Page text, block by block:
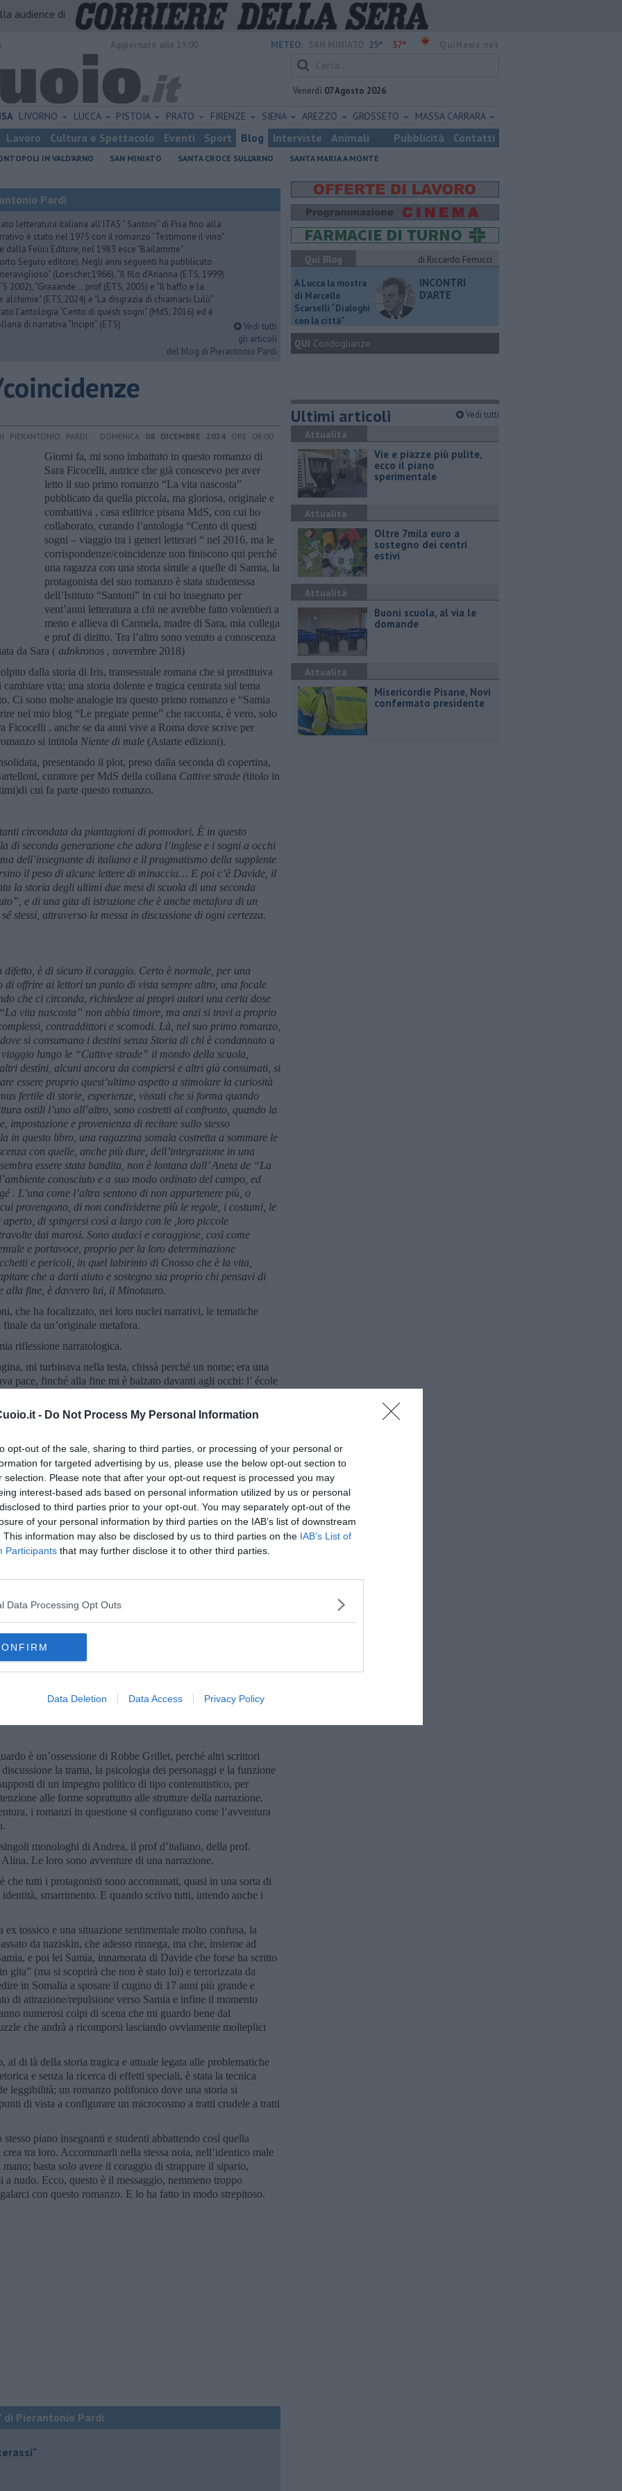
- Do Not Process My Personal Information
opt-out of the sale, sharing to third parties, or processing of your personal or
for targeted advertising by us, please use the below opt-out section to
selection. Please note that after your opt-out request is processed you may
interest-based ads based on personal information utilized by us or personal
to third parties prior to your opt-out. You may separately opt-out of the
of your personal information by third parties on the IAB’s list of downstream
This information may also be disclosed by us to third parties on the IAB’s List of
Participants that may further disclose it to other third parties.
Data Processing Opt Outs
Data Deletion Data Access Privacy Policy
audience di
METEO: 25° 37°
Venerdì 07 Agosto 2026
LIVORNO LUCCA PISTOIA PRATO FIRENZE SIENA AREZZO GROSSETO MASSA CARRARA
Lavoro Cultura e Spettacolo Eventi Sport Blog Interviste Animali Pubblicità Contatti
IN VALD'ARNO SAN MINIATO SANTA CROCE SULL'ARNO SANTA MARIA A MONTE
Pardi
letteratura italiana all’ITAS “ Santoni” di Pisa fino alla
è stato nel 1975 con il romanzo "Testimone il vino" ,
dalla Felici Editore, nel 1983 esce "Bailamme"
Seguro editore). Negli anni seguenti ha pubblicato
(Loescher,1966), “Il filo d’Arianna (ETS, 1999)
2002), “Graaande …prof (ETS, 2005) e “Il baffo e la
alchimie" (ETS,2024) e "La disgrazia di chiamarsi Lulù"
l’antologia “Cento di questi sogni” (MdS, 2016) ed è
di narrativa “Incipit” (ETS)
Vedi tutti
gli articoli
del blog di Pierantonio Pardi
PIERANTONIO PARDI - DOMENICA 08 DICEMBRE 2024 ORE 08:00
Giorni fa, mi sono imbattuto in questo romanzo di
Sara Ficocelli, autrice che già conoscevo per aver
letto il suo primo romanzo “La vita nascosta”
pubblicato da quella piccola, ma gloriosa, originale e
combattiva , casa editrice pisana MdS, con cui ho
collaborato, curando l’antologia “Cento di questi
sogni – viaggio tra i generi letterari “ nel 2016, ma le
corrispondenze/coincidenze non finiscono qui perché
una ragazza con una storia simile a quelle di Samia, la
protagonista del suo romanzo è stata studentessa
dell’Istituto “Santoni” in cui ho insegnato per
vent’anni letteratura a chi ne avrebbe fatto volentieri a
meno e allieva di Carmela, madre di Sara, mia collega
e prof di diritto. Tra l’altro sono venuto a conoscenza
da Sara ( adnkronos , novembre 2018)
dalla storia di Iris, transessuale romana che si prostituiva
vita; una storia dolente e tragica centrata sul tema
Ci sono molte analogie tra questo primo romanzo e “Samia
nel mio blog “Le pregiate penne” che racconta, è vero, solo
Ficocelli , anche se da anni vive a Roma dove scrive per
si intitola Niente di male (Astarte edizioni).
presentando il plot, preso dalla seconda di copertina,
curatore per MdS della collana Cattive strade (titolo in
cui fa parte questo romanzo.
circondata da piantagioni di pomodori. È in questo
di seconda generazione che adora l’inglese e i sogni a occhi
dell’insegnante di italiano e il pragmatismo della supplente
il peso di alcune lettere di minaccia… E poi c’è Davide, il
la storia degli ultimi due mesi di scuola di una seconda
e di una gita di istruzione che è anche metafora di un
stessi, attraverso la messa in discussione di ogni certezza.
difetto, è di sicuro il coraggio. Certo è normale, per una
offrire ai lettori un punto di vista sempre altro , una focale
che ci circonda, richiedere ai propri autori una certa dose
vita nascosta” non abbia timore, ma anzi si trovi a proprio
contraddittori e scomodi. Là, nel suo primo romanzo,
si consumano i destini senza Storia di chi è condannato a
lungo le “Cattive strade” il mondo della scuola,
destini, alcuni ancora da compiersi e altri già consumati, si
essere proprio quest’ultimo aspetto a stimolare la curiosità
fertile di storie, esperienze, vissuti che si forma quando
ostili l’uno all’altro, sono costretti al confronto, quando la
impostazione e provenienza di recitare sullo stesso
in questo libro, una ragazzina somala costretta a sommare le
con quelle, anche più dure, dell’integrazione in una
essere stata bandita, non è lontana dall’ Aneta de “La
conosciuto e a suo modo ordinato del campo, ed
. L’una come l’altra sentono di non appartenere più, o
provengono, di non condividerne più le regole, i costumi, le
di spingersi così a largo con le ,loro piccole
dai marosi. Sono audaci e coraggiose, così come
e portavoce, proprio per la loro determinazione
e pericoli, in quel labirinto di Cnosso che è la vita,
che a darti aiuto e sostegno sia proprio chi pensavi di
alla fine, è davvero lui, il Minotauro.
che ha focalizzato, nei loro nuclei narrativi, le tematiche
da un’originale metafora.
riflessione narratologica.
mi turbinava nella testa, chissà perché un nome; era una
pace, finché alla fine mi è balzato davanti agli occhi: l’ école
che cercavo!
Roman, una corrente letteraria nata in Francia tra gli
raggruppò autori come M. Butor e A. Robbe Grillet. In
vi è lo sguardo”. Capovolgendo la concezione
questi scrittori avrebbero infatti assegnato alle cose, passate
del romanzo, annullando del tutto la figura e la funzione
di Sara Ficocelli, centrato non su un personaggio, ma su vari
raccontano e ci raccontano la loro storia?
ad evitare due stereotipi che si incontrano quando si decide
il primo, il tono di denuncia politica e sociale, la condanna
e le tematiche dell’integrazione (mai come ora, tra l’altro,
all’istinto maternalistico, l’indulgere alla piètas che poi
quella che Manzoni rivolgeva agli “umili”.
il rischio di servirsi o diventare narratore onnisciente.
quasi ad una pièce pirandelliana, dove i personaggi
esibendo i loro disagi senza giri di parole e
e nelle loro vite, insomma a gettare lo sguardo sulle loro
catturano lo sguardo, sono catalizzatori, il loro
sguardo si focalizza su ognuno di questi frammenti.
è un’ossessione di Robbe Grillet, perché altri scrittori
la trama, la psicologia dei personaggi e la funzione
di un impegno politico di tipo contenutistico, per
alle forme soprattutto alle strutture della narrazione.
i romanzi in questione si configurano come l’avventura
monologhi di Andrea, il prof d’italiano, della prof.
Le loro sono avventure di una narrazione.
che tutti i protagonisti sono accomunati, quasi in una sorta di
smarrimento. E quando scrivo tutti, intendo anche i
tossico e una situazione sentimentale molto confusa, la
da naziskin, che adesso rinnega, ma che, insieme ad
e poi lei Samia, innamorata di Davide che forse ha scritto
gita” (ma si scoprirà che non è stato lui) e terrorizzata da
in Somalia a sposare il cugino di 17 anni più grande e
di attrazione/repulsione verso Samia e infine il momento
numerosi colpi di scena che mi guardo bene dal
che andrà a ricomporsi lasciando ovviamente molteplici
di là della storia tragica e attuale legata alle problematiche
e senza la ricerca di effetti speciali, è stata la tecnica
leggibilità; un romanzo polifonico dove una storia si
di vista a configurare un microcosmo a tratti crudele a tratti
piano insegnanti e studenti abbattendo così quella
tra loro. Accomunarli nella stessa noia, nell’identico male
basta solo avere il coraggio di strappare il sipario,
nudo. Ecco, questo è il messaggio, nemmeno troppo
con questo romanzo. E lo ha fatto in modo strepitoso.
di Pierantonio Pardi
Qui Blog
di Riccardo Ferrucci
A Lucca la mostra
di Marcello
Scarselli “Dialoghi
con la città"
INCONTRI
D'ARTE
QUI Condoglianze
Ultimi articoli Vedi tutti
Attualità
Vie e piazze più pulite,
ecco il piano
sperimentale
Attualità
Oltre 7mila euro a
sostegno dei centri
estivi
Attualità
Buoni scuola, al via le
domande
Attualità
Misericordie Pisane, Novi
confermato presidente